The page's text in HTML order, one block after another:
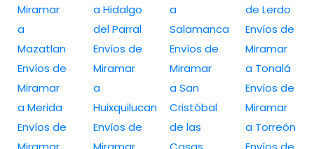
Miramar
a
Mazatlan
Envíos de
Miramar
a Merida
Envíos de
a Hidalgo
del Parral
Envíos de
Miramar
a
Huixquilucan
Envíos de
a
Salamanca
Envíos de
Miramar
a San
Cristóbal
de las
de Lerdo
Envíos de
Miramar
a Tonalá
Envíos de
Miramar
a Torreón